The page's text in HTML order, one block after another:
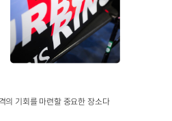
의 기회를 마련할 중요한 장소다